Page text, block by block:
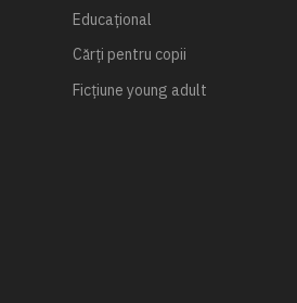
Educațional
Cărți pentru copii
Ficțiune young adult